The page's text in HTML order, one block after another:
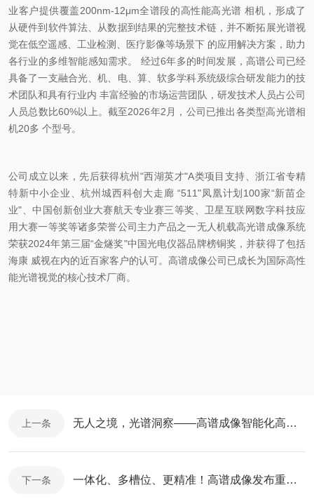
业客户提供覆盖200nm-12μm全谱段的高性能高光谱 相机，形成了
从硬件到软件算法、从数据到结果的完整技术链，并不断拓展光谱视
觉在低空遥感、工业检测、医疗影像等场景下 的应用解决方案，助力
各行业的多维智能感知需求。 经过6年多的时间发展，高谱公司已经
具备了一支融合光、机、电、算、软多学科系统级综合研发能力的技
术团队和具有行业内 丰富经验的市场运营团队，研发技术人员占公司
人员总数比60%以上。截至2026年2月，公司已推出各类型高光谱相
机20多 个型号。
公司成立以来，先后获得杭州"西湖英才"A类项目支持、浙江省专精
特新中小企业、杭州城西科创大走廊 “511"凤凰计划100家“新苗企
业"、中国创新创业大赛航天专业赛三等奖、卫星互联网数字科技应
用大赛一等奖等诸多荣誉公司主力产品之一无人机载高光谱成像系统
荣获2024年第三届“金燧奖"中国光电仪器品牌榜铜奖，并获得了包括
海康 威视在内的近百家客户的认可。高谱成像公司已成长为国际高性
能光谱视觉的核心技术厂商。
上一条 无人之境，光谱洞察——高谱成像智能化高光谱遥感系统深度解析
下一条 一体化、多槽位、更精准！高谱成像发布重磅新品——近红外显微高光谱成像仪